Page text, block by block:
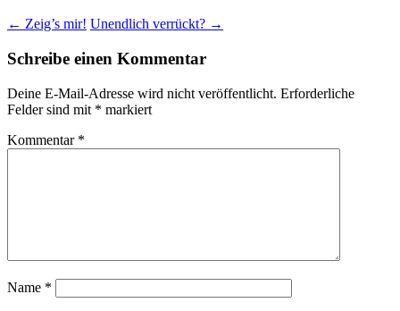
← Zeig’s mir! Unendlich verrückt? →
Schreibe einen Kommentar
Deine E-Mail-Adresse wird nicht veröffentlicht. Erforderliche
Felder sind mit * markiert
Kommentar *
Name *